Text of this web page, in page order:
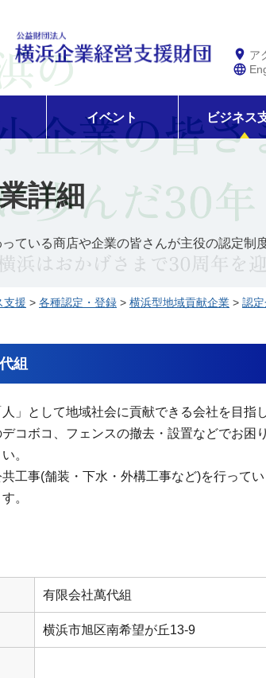
ア
イベント ビジネス
詳細
ている商店や企業の皆さんが主役の認定制度
支援 > 各種認定・登録 > 横浜型地域貢献企業 > 認
組
」として地域社会に貢献できる会社を目指
コボコ、フェンスの撤去・設置などでお困
。
工事(舗装・下水・外構工事など)を行って
。
有限会社萬代組
横浜市旭区南希望が丘13-9